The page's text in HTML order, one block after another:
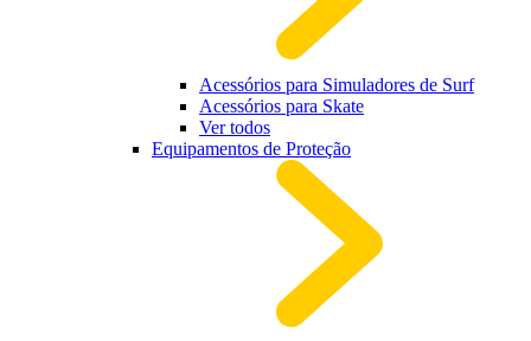
Acessórios para Simuladores de Surf
Acessórios para Skate
Ver todos
Equipamentos de Proteção